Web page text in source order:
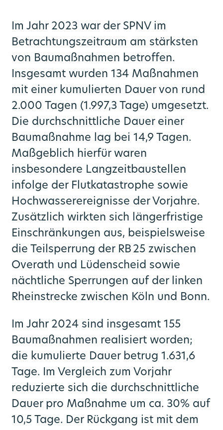
Im Jahr 2023 war der SPNV im
Betrachtungszeitraum am stärksten
von Baumaßnahmen betroffen.
Insgesamt wurden 134 Maßnahmen
mit einer kumulierten Dauer von rund
2.000 Tagen (1.997,3 Tage) umgesetzt.
Die durchschnittliche Dauer einer
Baumaßnahme lag bei 14,9 Tagen.
Maßgeblich hierfür waren
insbesondere Langzeitbaustellen
infolge der Flutkatastrophe sowie
Hochwasserereignisse der Vorjahre.
Zusätzlich wirkten sich längerfristige
Einschränkungen aus, beispielsweise
die Teilsperrung der RB 25 zwischen
Overath und Lüdenscheid sowie
nächtliche Sperrungen auf der linken
Rheinstrecke zwischen Köln und Bonn.
Im Jahr 2024 sind insgesamt 155
Baumaßnahmen realisiert worden;
die kumulierte Dauer betrug 1.631,6
Tage. Im Vergleich zum Vorjahr
reduzierte sich die durchschnittliche
Dauer pro Maßnahme um ca. 30% auf
10,5 Tage. Der Rückgang ist mit dem